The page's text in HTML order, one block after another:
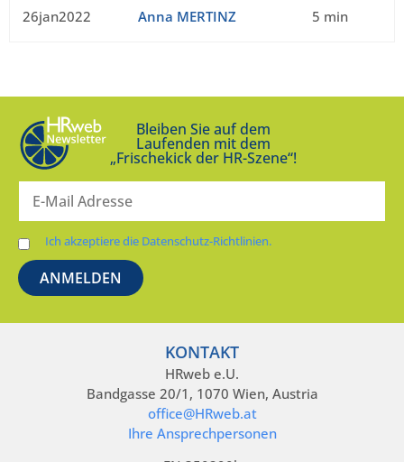
26jan2022 Anna MERTINZ 5 min
Bleiben Sie auf dem
Laufenden mit dem
„Frischekick der HR-Szene“!
Ich akzeptiere die Datenschutz-Richtlinien.
KONTAKT
HRweb e.U.
Bandgasse 20/1, 1070 Wien, Austria
office@HRweb.at
Ihre Ansprechpersonen